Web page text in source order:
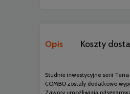
Opis Koszty
Studnie inwestycyjne serii
COMBO zostały dodatkowo
Zawory umożliwiają